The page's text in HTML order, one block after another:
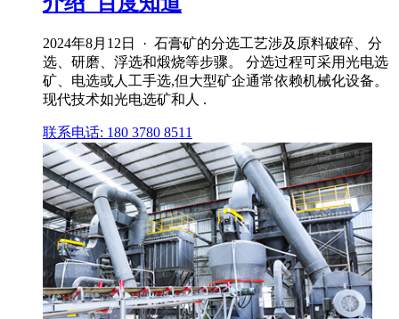
2024年8月12日 · 石膏矿的分选工艺涉及原料破碎、分
选、研磨、浮选和煅烧等步骤。 分选过程可采用光电选
矿、电选或人工手选,但大型矿企通常依赖机械化设备。
现代技术如光电选矿和人 .
联系电话: 180 3780 8511